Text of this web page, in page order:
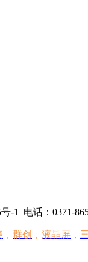
-1 电话：0371-
， 群创 ， 液晶屏 ，